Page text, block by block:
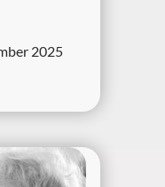
2025